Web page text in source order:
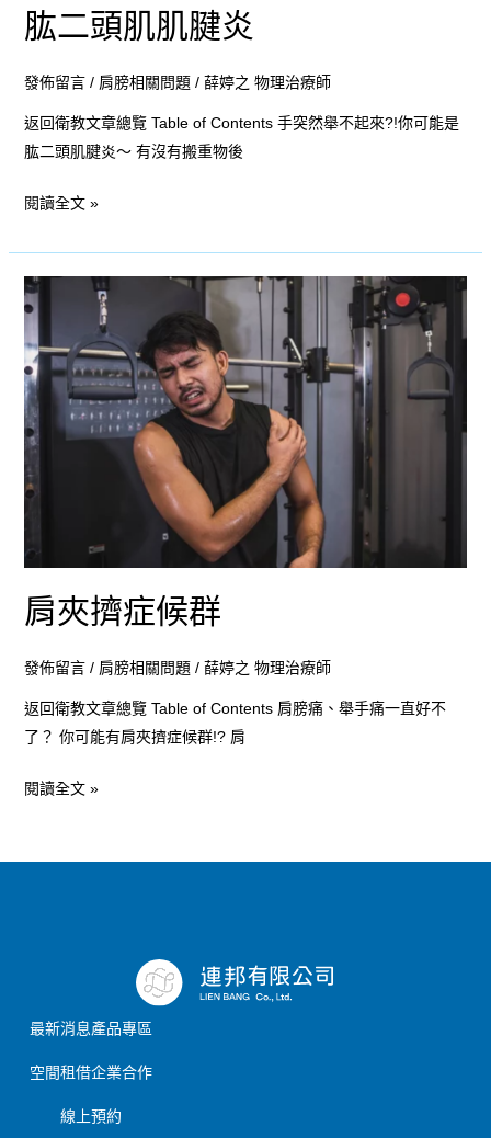
肱二頭肌肌腱炎
發佈留言 / 肩膀相關問題/ 薛婷之 物理治療師
返回衛教文章總覽 Table of Contents 手突然舉不起來?!你可能是
肱二頭肌腱炎～ 有沒有搬重物後
閱讀全文 »
肩夾擠症候群
發佈留言 / 肩膀相關問題/ 薛婷之 物理治療師
返回衛教文章總覽 Table of Contents 肩膀痛、舉手痛一直好不
了？ 你可能有肩夾擠症候群!? 肩
肩
夾
擠
症
候
群
閱讀全文 »
最新消息產品專區
空間租借企業合作
線上預約